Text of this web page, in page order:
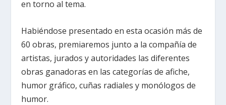
en torno al tema.
Habiéndose presentado en esta ocasión más de
60 obras, premiaremos junto a la compañía de
artistas, jurados y autoridades las diferentes
obras ganadoras en las categorías de afiche,
humor gráfico, cuñas radiales y monólogos de
humor.